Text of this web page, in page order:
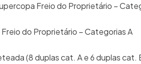
Freio do Proprietário –
do Proprietário – Categorias A
(8 duplas cat. A e 6 duplas cat.